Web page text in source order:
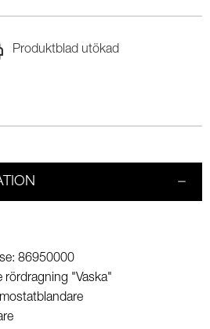
Produktblad utökad
86950000
rördragning "Vaska"